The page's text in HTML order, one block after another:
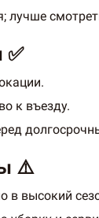
лучше
к въезду.
⚠️
в высокий